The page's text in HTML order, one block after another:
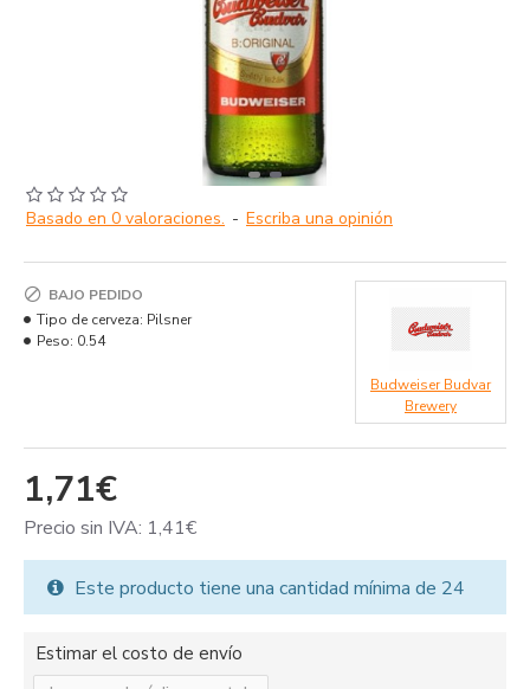
Basado en 0 valoraciones. - Escriba una opinión
1,71€
Precio sin IVA: 1,41€
BAJO PEDIDO
Tipo de cerveza: Pilsner
Peso: 0.54
Budweiser Budvar
Brewery
Este producto tiene una cantidad mínima de 24
Estimar el costo de envío